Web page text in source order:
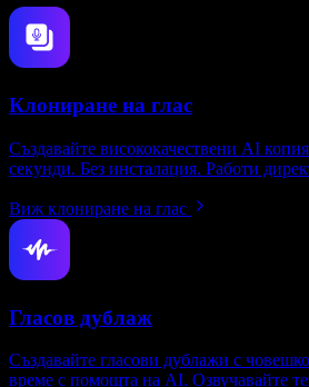
Клониране на глас
Създавайте висококачествени AI
секунди. Без инсталация. Работи
Виж клониране на глас
Гласов дублаж
Създавайте гласови дублажи с
време с помощта на AI. Озвучавайте